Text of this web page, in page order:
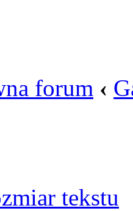
forum ‹
tekstu